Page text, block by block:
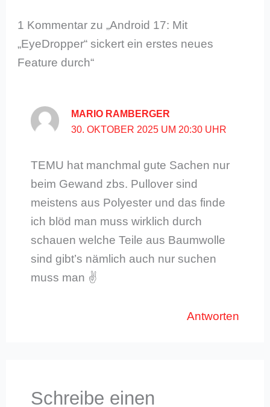
1 Kommentar zu „Android 17: Mit
„EyeDropper“ sickert ein erstes neues
Feature durch“
MARIO RAMBERGER
30. OKTOBER 2025 UM 20:30 UHR
TEMU hat manchmal gute Sachen nur
beim Gewand zbs. Pullover sind
meistens aus Polyester und das finde
ich blöd man muss wirklich durch
schauen welche Teile aus Baumwolle
sind gibt’s nämlich auch nur suchen
muss man ✌️
Antworten
Schreibe einen